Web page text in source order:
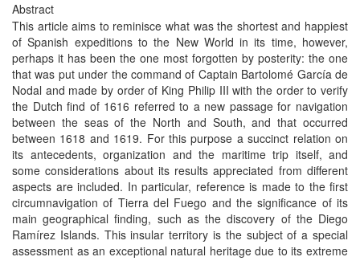
Abstract
This article aims to reminisce what was the shortest and happiest
of Spanish expeditions to the New World in its time, however,
perhaps it has been the one most forgotten by posterity: the one
that was put under the command of Captain Bartolomé García de
Nodal and made by order of King Philip III with the order to verify
the Dutch find of 1616 referred to a new passage for navigation
between the seas of the North and South, and that occurred
between 1618 and 1619. For this purpose a succinct relation on
its antecedents, organization and the maritime trip itself, and
some considerations about its results appreciated from different
aspects are included. In particular, reference is made to the first
circumnavigation of Tierra del Fuego and the significance of its
main geographical finding, such as the discovery of the Diego
Ramírez Islands. This insular territory is the subject of a special
assessment as an exceptional natural heritage due to its extreme